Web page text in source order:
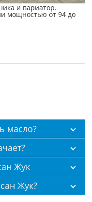
и вариатор.
мощностью от 94 до
масло?
Жук
Жук?